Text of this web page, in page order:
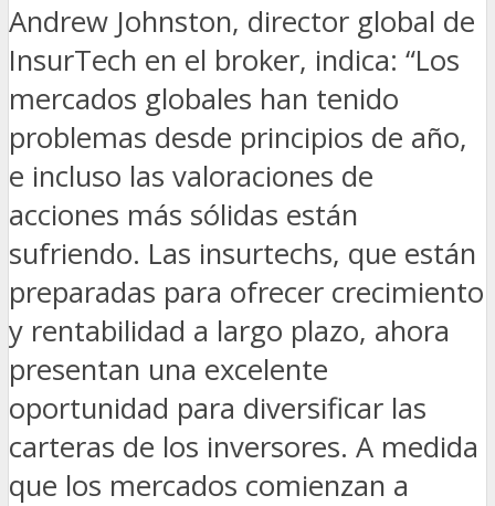
Andrew Johnston, director global de
InsurTech en el broker, indica: “Los
mercados globales han tenido
problemas desde principios de año,
e incluso las valoraciones de
acciones más sólidas están
sufriendo. Las insurtechs, que están
preparadas para ofrecer crecimiento
y rentabilidad a largo plazo, ahora
presentan una excelente
oportunidad para diversificar las
carteras de los inversores. A medida
que los mercados comienzan a